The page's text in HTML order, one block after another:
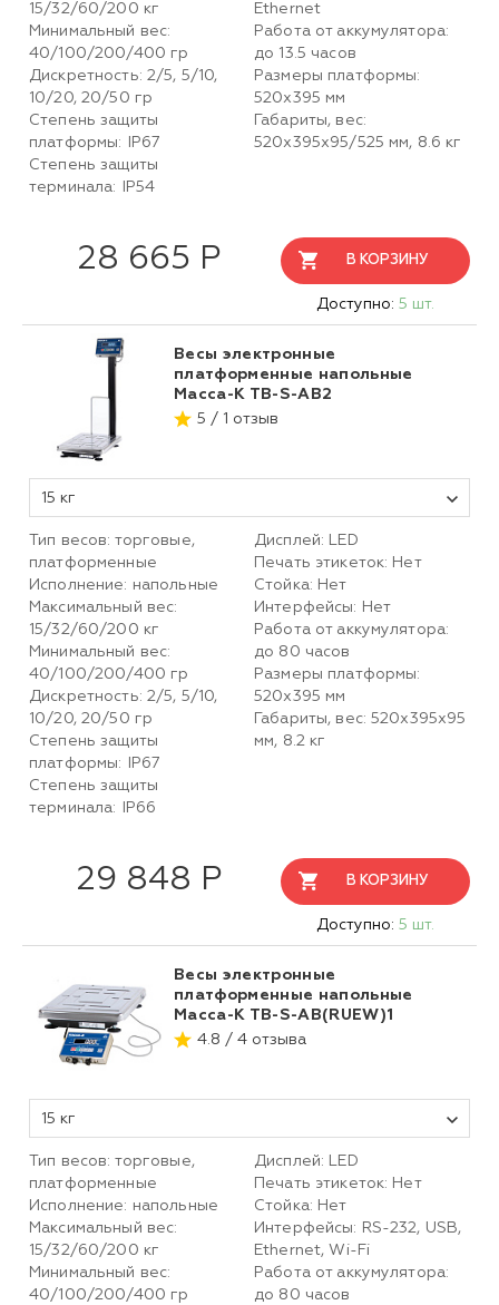
15/32/60/200 кг
Минимальный вес:
40/100/200/400 гр
Дискретность: 2/5, 5/10,
10/20, 20/50 гр
Степень защиты
платформы: IP67
Степень защиты
терминала: IP54
Ethernet
Работа от аккумулятора:
до 13.5 часов
Размеры платформы:
520х395 мм
Габариты, вес:
520х395х95/525 мм, 8.6 кг
28 665 Р В КОРЗИНУ
Доступно: 5 шт.
Весы электронные
платформенные напольные
Масса-К ТВ-S-АB2
5 / 1 отзыв
15 кг
Тип весов: торговые,
платформенные
Исполнение: напольные
Максимальный вес:
15/32/60/200 кг
Минимальный вес:
40/100/200/400 гр
Дискретность: 2/5, 5/10,
10/20, 20/50 гр
Степень защиты
платформы: IP67
Степень защиты
терминала: IP66
Дисплей: LED
Печать этикеток: Нет
Стойка: Нет
Интерфейсы: Нет
Работа от аккумулятора:
до 80 часов
Размеры платформы:
520х395 мм
Габариты, вес: 520х395х95
мм, 8.2 кг
29 848 Р В КОРЗИНУ
Доступно: 5 шт.
Весы электронные
платформенные напольные
Масса-К ТВ-S-АB(RUEW)1
4.8 / 4 отзыва
15 кг
Тип весов: торговые,
платформенные
Исполнение: напольные
Максимальный вес:
15/32/60/200 кг
Минимальный вес:
40/100/200/400 гр
Дисплей: LED
Печать этикеток: Нет
Стойка: Нет
Интерфейсы: RS-232, USB,
Ethernet, Wi-Fi
Работа от аккумулятора:
до 80 часов